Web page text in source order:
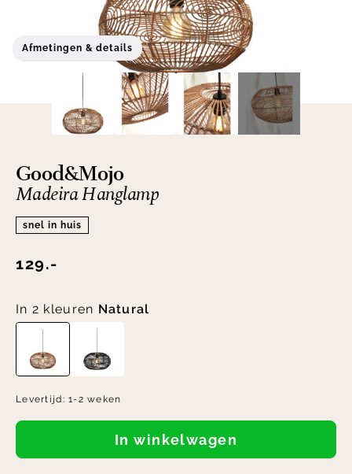
Afmetingen & details
Good&Mojo
Madeira Hanglamp
snel in huis
129.-
In 2 kleuren Natural
Levertijd:1-2 weken
In winkelwagen